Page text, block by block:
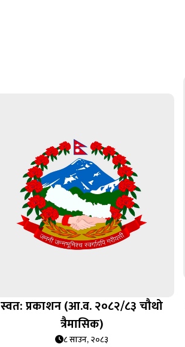
स्वत: प्रकाशन (आ.व. २०८२/८३ चौथो
त्रैमासिक)
८ साउन, २०८३